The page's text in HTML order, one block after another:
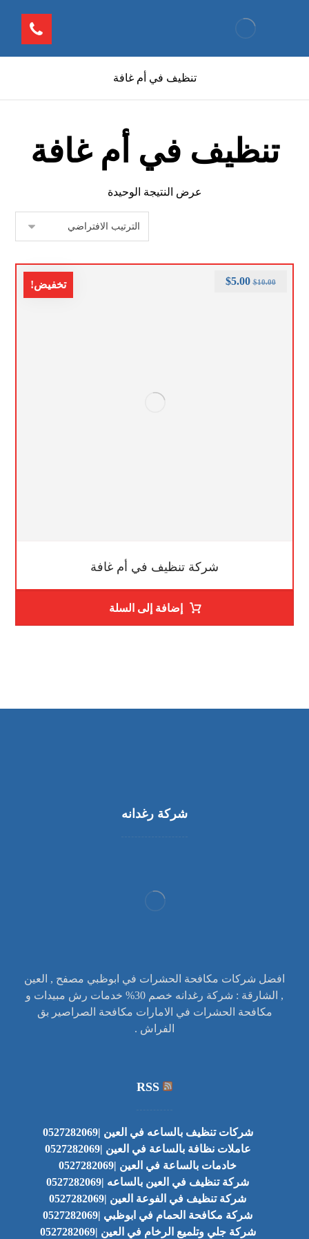
تنظيف في أم غافة
تنظيف في أم غافة
عرض النتيجة الوحيدة
تخفيض!
شركة تنظيف في أم غافة
$10.00
$5.00
إضافة إلى السلة
شركة رغدانه
افضل شركات مكافحة الحشرات في ابوظبي مصفح , العين
, الشارقة : شركة رغدانه خصم 30% خدمات رش مبيدات و
مكافحة الحشرات في الامارات مكافحة الصراصير بق
الفراش .
RSS
شركات تنظيف بالساعه في العين |0527282069
عاملات نظافة بالساعة في العين |0527282069
خادمات بالساعة في العين |0527282069
شركة تنظيف في العين بالساعه |0527282069
شركة تنظيف في الفوعة العين |0527282069
شركة مكافحة الحمام في ابوظبي |0527282069
شركة جلي وتلميع الرخام في العين |0527282069